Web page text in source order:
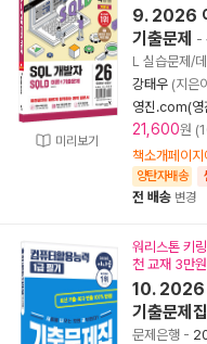
미리보기
9. 2026
기출문제 -
L 실습문제/
강태우 (지은
영진.com(영
21,600원
책소개페이
양탄자배송
전 배송 변경
워리스톤 키
천 교재 3만
10. 2026
기출문제집
문제은행 -